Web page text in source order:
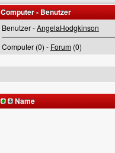
Computer - Benutzer
Benutzer -AngelaHodgkinson
Computer (0) - Forum (0)
Name